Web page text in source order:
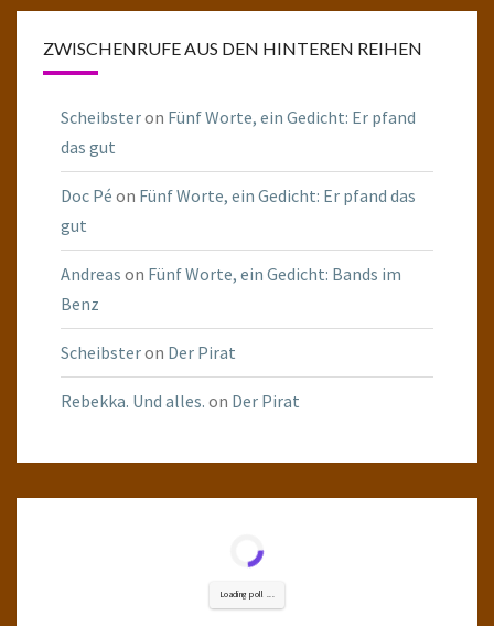
ZWISCHENRUFE AUS DEN HINTEREN REIHEN
Scheibsteron Fünf Worte, ein Gedicht: Er pfand
das gut
Doc Pé on Fünf Worte, ein Gedicht: Er pfand das
gut
Andreas on Fünf Worte, ein Gedicht: Bands im
Benz
Scheibsteron Der Pirat
Rebekka. Und alles. on Der Pirat
Loading poll ...